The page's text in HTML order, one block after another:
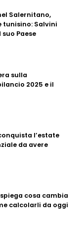
Salernitano,
tunisino: Salvini
Paese
sulla
2025 e il
l’estate
da avere
spiega cosa cambia
calcolarli da oggi